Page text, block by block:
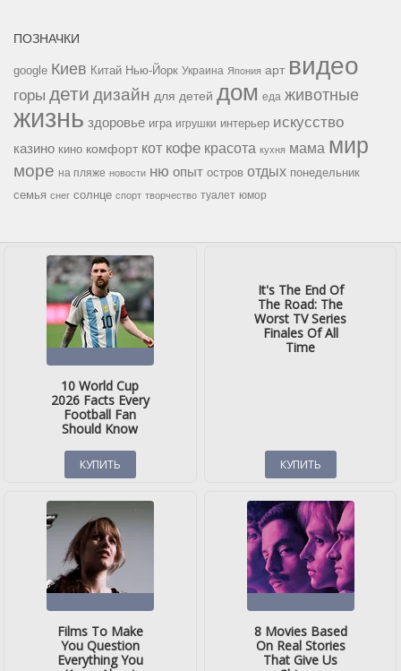
ПОЗНАЧКИ
google Киев Китай Нью-Йорк Украина Япония арт видео
горы дети дизайн для детей дом еда животные
жизнь здоровье игра игрушки интерьер искусство
казино кино комфорт кот кофе красота кухня мама мир
море на пляже новости ню опыт остров отдых понедельник
семья снег солнце спорт творчество туалет юмор